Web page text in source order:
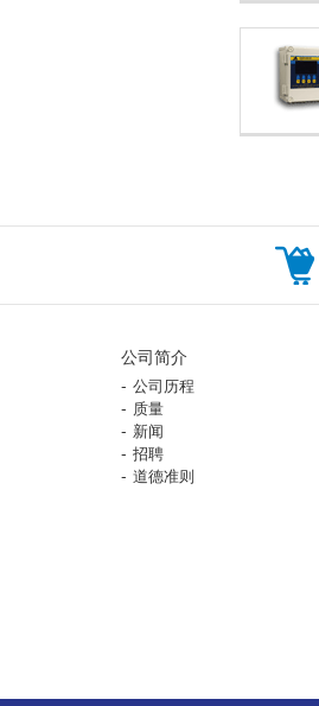
公司简介
公司历程
质量
新闻
招聘
道德准则